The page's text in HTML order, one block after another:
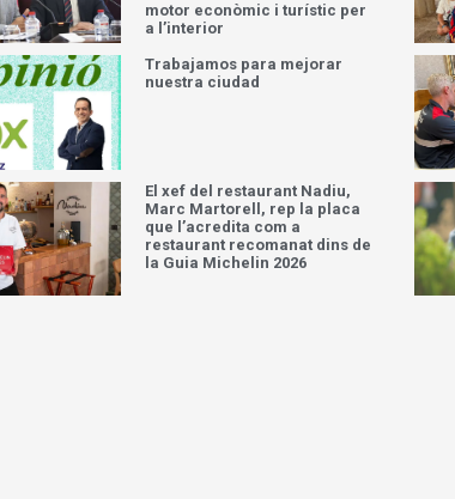
motor econòmic i turístic per
a l’interior
Trabajamos para mejorar
nuestra ciudad
El xef del restaurant Nadiu,
Marc Martorell, rep la placa
que l’acredita com a
restaurant recomanat dins de
la Guia Michelin 2026